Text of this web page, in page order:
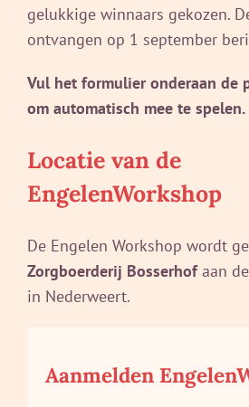
gelukkige winnaars gekozen.
ontvangen op 1 september
Vul het formulier onderaan de
om automatisch mee te spelen.
Locatie van de
EngelenWorkshop
De Engelen Workshop wordt
Zorgboerderij Bosserhofaan
in Nederweert.
Aanmelden